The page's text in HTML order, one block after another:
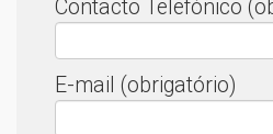
Contacto Telefónico
E-mail (obrigatório)